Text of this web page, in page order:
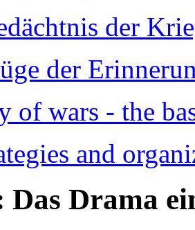
der
der
of wars - the
and
Drama